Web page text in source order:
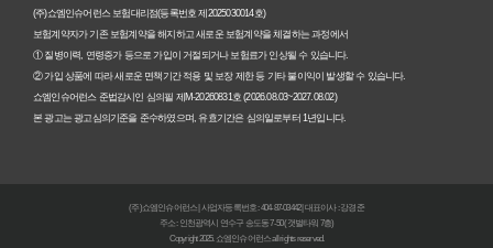
암보험 비갱신형, 왜 지금 선택해야 할까요? 미래 보험료 걱
정 끝내는 방법
갱신형 vs 비갱신형 암보험, 당신에게 더 유리한 선택은? 완
(주)쇼엠인슈어런스 보험대리점(등록번호 제2025030014호)
보험계약자가 기존 보험계약을 해지하고 새로운 보험계약을 체결하는 과정에서
① 질병이력, 연령증가 등으로 가입이 거절되거나 보험료가 인상될 수 있습니다.
② 가입 상품에 따라 새로운 면책기간 적용 및 보장 제한 등 기타 불이익이 발생할 수 있습니다.
쇼엠인슈어런스 준법감시인 심의필 제M-20260831호 (2026.08.03~2027.08.02)
본 광고는 광고심의기준을 준수하였으며, 유효기간은 심의일로부터 1년입니다.
(주)쇼엠인슈어런스 | 사업자등록번호 : 404-87-03442 | 대표이사 : 강경준
주소 : 인천광역시 연수구 송도동 7-50 (갯벌타워 7층)
Copyright 2025. 쇼엠인슈어런스 all rights reserved.